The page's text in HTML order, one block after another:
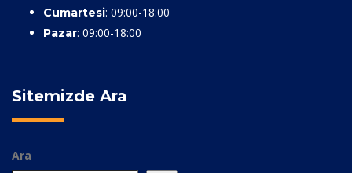
Cumartesi: 09:00-18:00
Pazar: 09:00-18:00
Sitemizde Ara
Ara